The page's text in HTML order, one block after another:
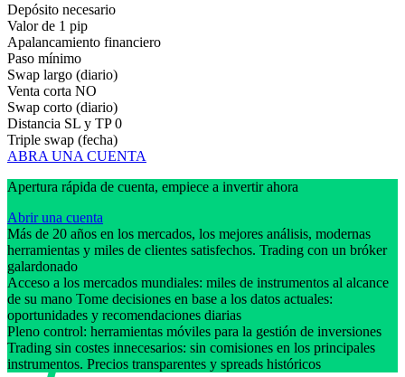
Depósito necesario
Valor de 1 pip
Apalancamiento financiero
Paso mínimo
Swap largo (diario)
Venta corta NO
Swap corto (diario)
Distancia SL y TP 0
Triple swap (fecha)
ABRA UNA CUENTA
Apertura rápida de cuenta, empiece a invertir ahora
Abrir una cuenta
Más de 20 años en los mercados, los mejores análisis, modernas
herramientas y miles de clientes satisfechos. Trading con un bróker
galardonado
Acceso a los mercados mundiales: miles de instrumentos al alcance
de su mano Tome decisiones en base a los datos actuales:
oportunidades y recomendaciones diarias
Pleno control: herramientas móviles para la gestión de inversiones
Trading sin costes innecesarios: sin comisiones en los principales
instrumentos. Precios transparentes y spreads históricos